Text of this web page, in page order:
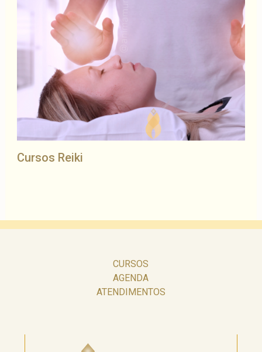
Cursos Reiki
CURSOS
AGENDA
ATENDIMENTOS